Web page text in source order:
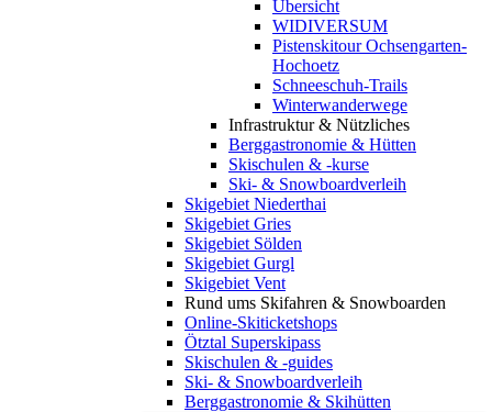
Übersicht
WIDIVERSUM
Pistenskitour Ochsengarten-
Hochoetz
Schneeschuh-Trails
Winterwanderwege
Infrastruktur & Nützliches
Berggastronomie & Hütten
Skischulen & -kurse
Ski- & Snowboardverleih
Skigebiet Niederthai
Skigebiet Gries
Skigebiet Sölden
Skigebiet Gurgl
Skigebiet Vent
Rund ums Skifahren & Snowboarden
Online-Skiticketshops
Ötztal Superskipass
Skischulen & -guides
Ski- & Snowboardverleih
Berggastronomie & Skihütten